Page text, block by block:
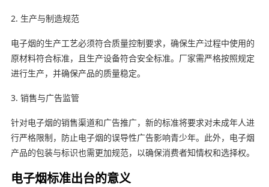
2. 生产与制造规范
电子烟的生产工艺必须符合质量控制要求，确保生产过程中使用的
原材料符合标准，且生产设备符合安全标准。厂家需严格按照规定
进行生产，并确保产品的质量稳定。
3. 销售与广告监管
针对电子烟的销售渠道和广告推广，新的标准将要求对未成年人进
行严格限制，防止电子烟的误导性广告影响青少年。此外，电子烟
产品的包装与标识也需更加规范，以确保消费者知情权和选择权。
电子烟标准出台的意义